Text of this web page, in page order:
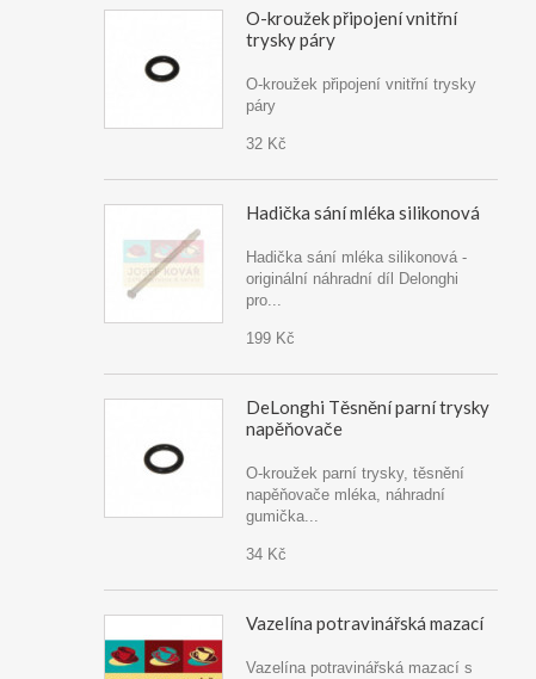
O-kroužek připojení vnitřní
trysky páry
O-kroužek připojení vnitřní trysky
páry
32 Kč
Hadička sání mléka silikonová
Hadička sání mléka silikonová -
originální náhradní díl Delonghi
pro...
199 Kč
DeLonghi Těsnění parní trysky
napěňovače
O-kroužek parní trysky, těsnění
napěňovače mléka, náhradní
gumička...
34 Kč
Vazelína potravinářská mazací
Vazelína potravinářská mazací s